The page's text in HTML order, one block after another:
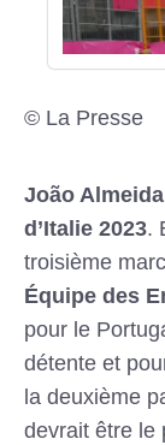
© La Presse
João Almeida
d’Italie 2023.
troisième
Équipe des
pour le
détente et
la deuxième
devrait être